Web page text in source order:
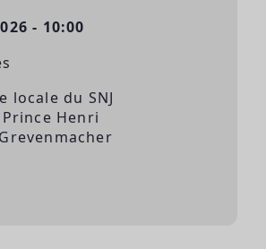
- 10:00
locale du SNJ
Henri